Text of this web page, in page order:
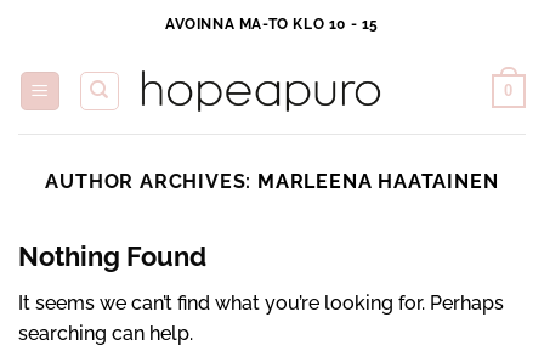
content
AVOINNA MA-TO KLO 10 - 15
0
AUTHOR ARCHIVES: MARLEENA HAATAINEN
Nothing Found
It seems we can’t find what you’re looking for. Perhaps
searching can help.